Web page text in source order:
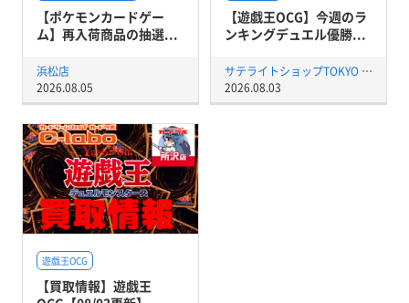
【ポケモンカードゲー
ム】再入荷商品の抽選...
浜松店
2026.08.05
【遊戯王OCG】今週のラ
ンキングデュエル優勝...
サテライトショップTOKYO 秋葉原店
2026.08.03
遊戯王OCG
【買取情報】遊戯王